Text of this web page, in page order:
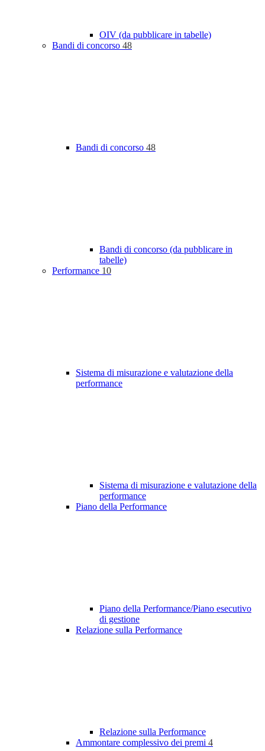
OIV (da pubblicare in tabelle)
Bandi di concorso 48
Bandi di concorso 48
Bandi di concorso (da pubblicare in
tabelle)
Performance 10
Sistema di misurazione e valutazione della
performance
Sistema di misurazione e valutazione della
performance
Piano della Performance
Piano della Performance/Piano esecutivo
di gestione
Relazione sulla Performance
Relazione sulla Performance
Ammontare complessivo dei premi 4